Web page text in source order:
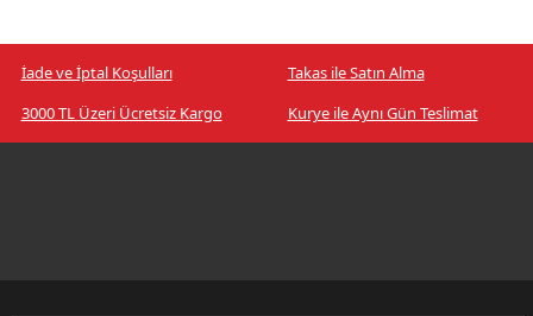
İade ve İptal Koşulları
Takas ile Satın Alma
3000 TL Üzeri Ücretsiz Kargo
Kurye ile Aynı Gün Teslimat